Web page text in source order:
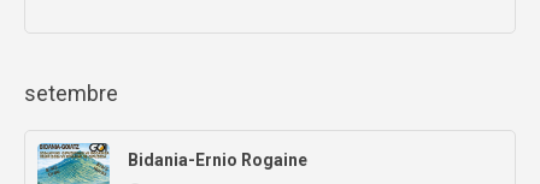
setembre
Bidania-Ernio Rogaine